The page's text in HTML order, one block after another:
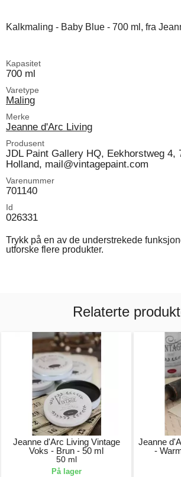
Kalkmaling - Baby Blue - 700 ml, fra
Kapasitet
700 ml
Varetype
Maling
Merke
Jeanne d'Arc Living
Produsent
JDL Paint Gallery HQ, Eekhorstweg 4,
Holland, mail@vintagepaint.com
Varenummer
701140
Id
026331
Trykk på en av de understrekede
utforske flere produkter.
Relaterte
Jeanne d'Arc Living Vintage
Voks - Brun - 50 ml
50 ml
På lager
Jeanne
-